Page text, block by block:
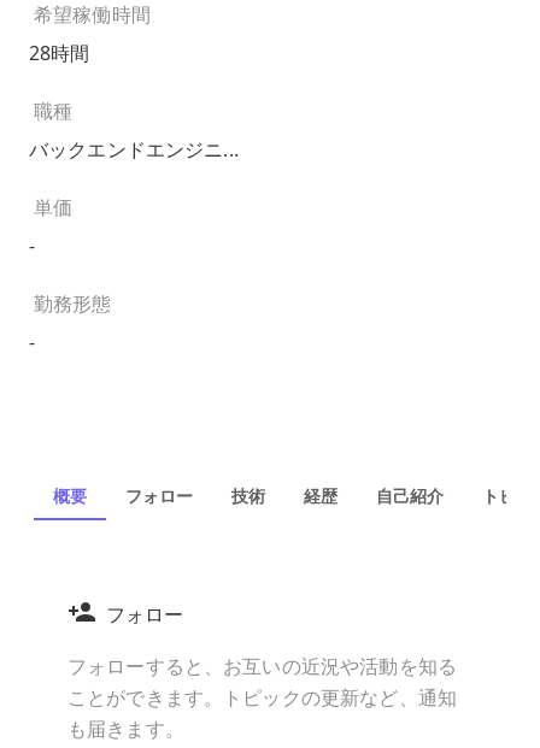
希望稼働時間
28時間
職種
バックエンドエンジニ...
単価
-
勤務形態
-
概要 フォロー 技術 経歴 自己紹介 トピッ
フォロー
フォローすると、お互いの近況や活動を知る
ことができます。トピックの更新など、通知
も届きます。